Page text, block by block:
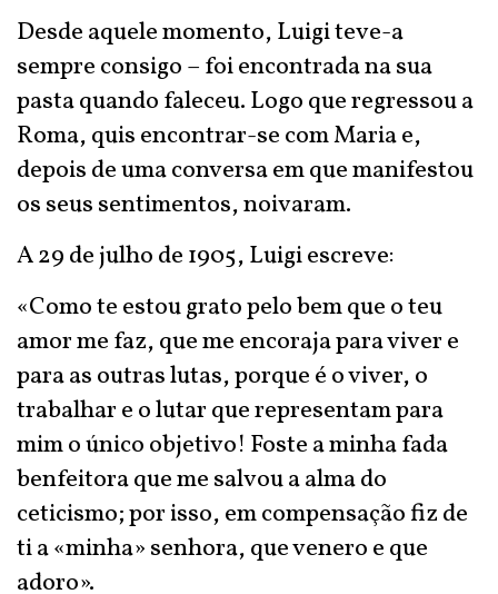
Desde aquele momento, Luigi teve-a
sempre consigo – foi encontrada na sua
pasta quando faleceu. Logo que regressou a
Roma, quis encontrar-se com Maria e,
depois de uma conversa em que manifestou
os seus sentimentos, noivaram.
A 29 de julho de 1905, Luigi escreve:
«Como te estou grato pelo bem que o teu
amor me faz, que me encoraja para viver e
para as outras lutas, porque é o viver, o
trabalhar e o lutar que representam para
mim o único objetivo! Foste a minha fada
benfeitora que me salvou a alma do
ceticismo; por isso, em compensação fiz de
ti a «minha» senhora, que venero e que
adoro».